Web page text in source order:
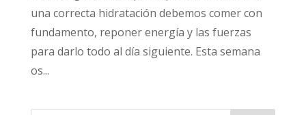
una correcta hidratación debemos comer con
fundamento, reponer energía y las fuerzas
para darlo todo al día siguiente. Esta semana
os...